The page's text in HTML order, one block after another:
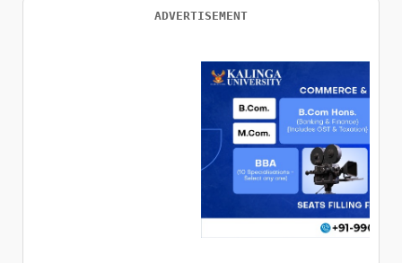
ADVERTISEMENT